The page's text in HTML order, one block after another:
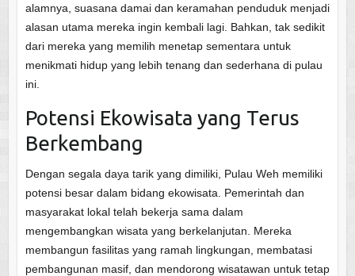
alamnya, suasana damai dan keramahan penduduk menjadi
alasan utama mereka ingin kembali lagi. Bahkan, tak sedikit
dari mereka yang memilih menetap sementara untuk
menikmati hidup yang lebih tenang dan sederhana di pulau
ini.
Potensi Ekowisata yang Terus
Berkembang
Dengan segala daya tarik yang dimiliki, Pulau Weh memiliki
potensi besar dalam bidang ekowisata. Pemerintah dan
masyarakat lokal telah bekerja sama dalam
mengembangkan wisata yang berkelanjutan. Mereka
membangun fasilitas yang ramah lingkungan, membatasi
pembangunan masif, dan mendorong wisatawan untuk tetap